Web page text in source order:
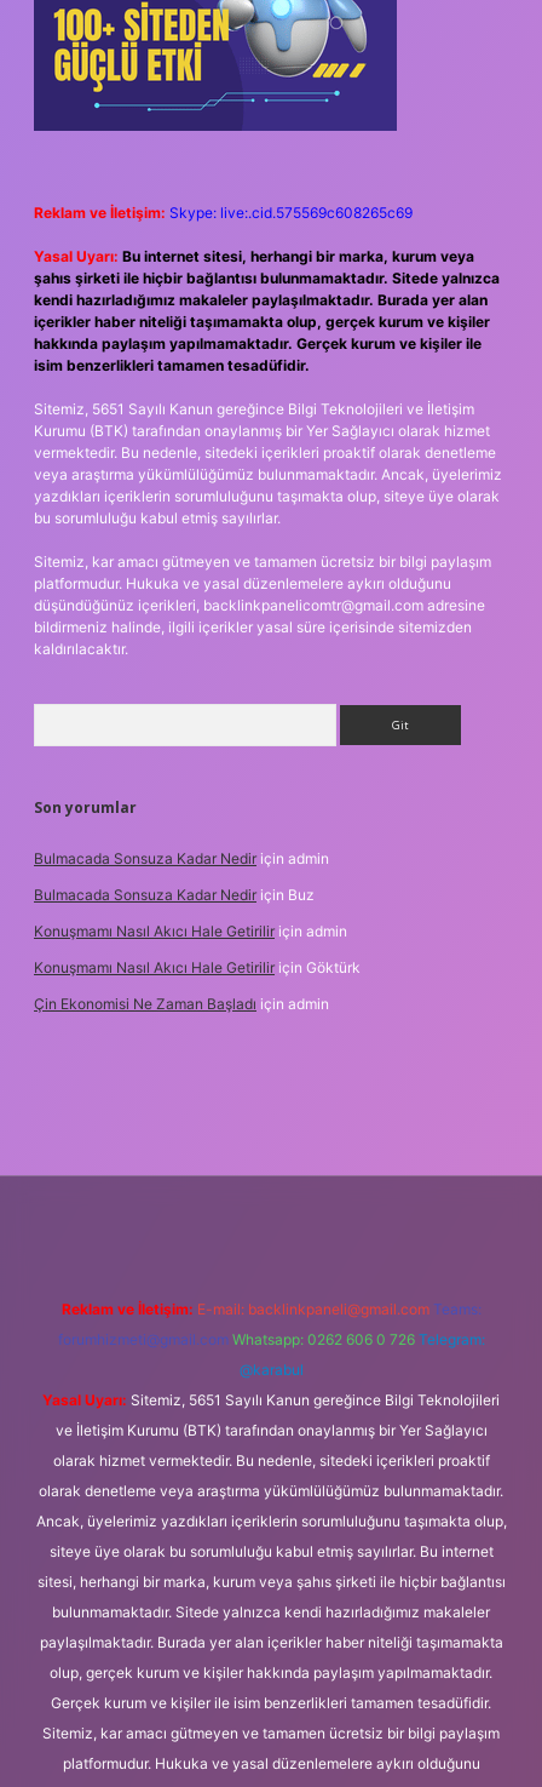
Reklam ve İletişim: Skype: live:.cid.575569c608265c69
Yasal Uyarı: Bu internet sitesi, herhangi bir marka, kurum veya
şahıs şirketi ile hiçbir bağlantısı bulunmamaktadır. Sitede yalnızca
kendi hazırladığımız makaleler paylaşılmaktadır. Burada yer alan
içerikler haber niteliği taşımamakta olup, gerçek kurum ve kişiler
hakkında paylaşım yapılmamaktadır. Gerçek kurum ve kişiler ile
isim benzerlikleri tamamen tesadüfidir.
Sitemiz, 5651 Sayılı Kanun gereğince Bilgi Teknolojileri ve İletişim
Kurumu (BTK) tarafından onaylanmış bir Yer Sağlayıcı olarak hizmet
vermektedir. Bu nedenle, sitedeki içerikleri proaktif olarak denetleme
veya araştırma yükümlülüğümüz bulunmamaktadır. Ancak, üyelerimiz
yazdıkları içeriklerin sorumluluğunu taşımakta olup, siteye üye olarak
bu sorumluluğu kabul etmiş sayılırlar.
Sitemiz, kar amacı gütmeyen ve tamamen ücretsiz bir bilgi paylaşım
platformudur. Hukuka ve yasal düzenlemelere aykırı olduğunu
düşündüğünüz içerikleri, backlinkpanelicomtr@gmail.com adresine
bildirmeniz halinde, ilgili içerikler yasal süre içerisinde sitemizden
kaldırılacaktır.
Son yorumlar
Bulmacada Sonsuza Kadar Nedir için admin
Bulmacada Sonsuza Kadar Nedir için Buz
Konuşmamı Nasıl Akıcı Hale Getirilir için admin
Konuşmamı Nasıl Akıcı Hale Getirilir için Göktürk
Çin Ekonomisi Ne Zaman Başladı için admin
Reklam ve İletişim: E-mail: backlinkpaneli@gmail.com Teams:
forumhizmeti@gmail.com Whatsapp: 0262 606 0 726 Telegram:
@karabul
Yasal Uyarı: Sitemiz, 5651 Sayılı Kanun gereğince Bilgi Teknolojileri
ve İletişim Kurumu (BTK) tarafından onaylanmış bir Yer Sağlayıcı
olarak hizmet vermektedir. Bu nedenle, sitedeki içerikleri proaktif
olarak denetleme veya araştırma yükümlülüğümüz bulunmamaktadır.
Ancak, üyelerimiz yazdıkları içeriklerin sorumluluğunu taşımakta olup,
siteye üye olarak bu sorumluluğu kabul etmiş sayılırlar. Bu internet
sitesi, herhangi bir marka, kurum veya şahıs şirketi ile hiçbir bağlantısı
bulunmamaktadır. Sitede yalnızca kendi hazırladığımız makaleler
paylaşılmaktadır. Burada yer alan içerikler haber niteliği taşımamakta
olup, gerçek kurum ve kişiler hakkında paylaşım yapılmamaktadır.
Gerçek kurum ve kişiler ile isim benzerlikleri tamamen tesadüfidir.
Sitemiz, kar amacı gütmeyen ve tamamen ücretsiz bir bilgi paylaşım
platformudur. Hukuka ve yasal düzenlemelere aykırı olduğunu